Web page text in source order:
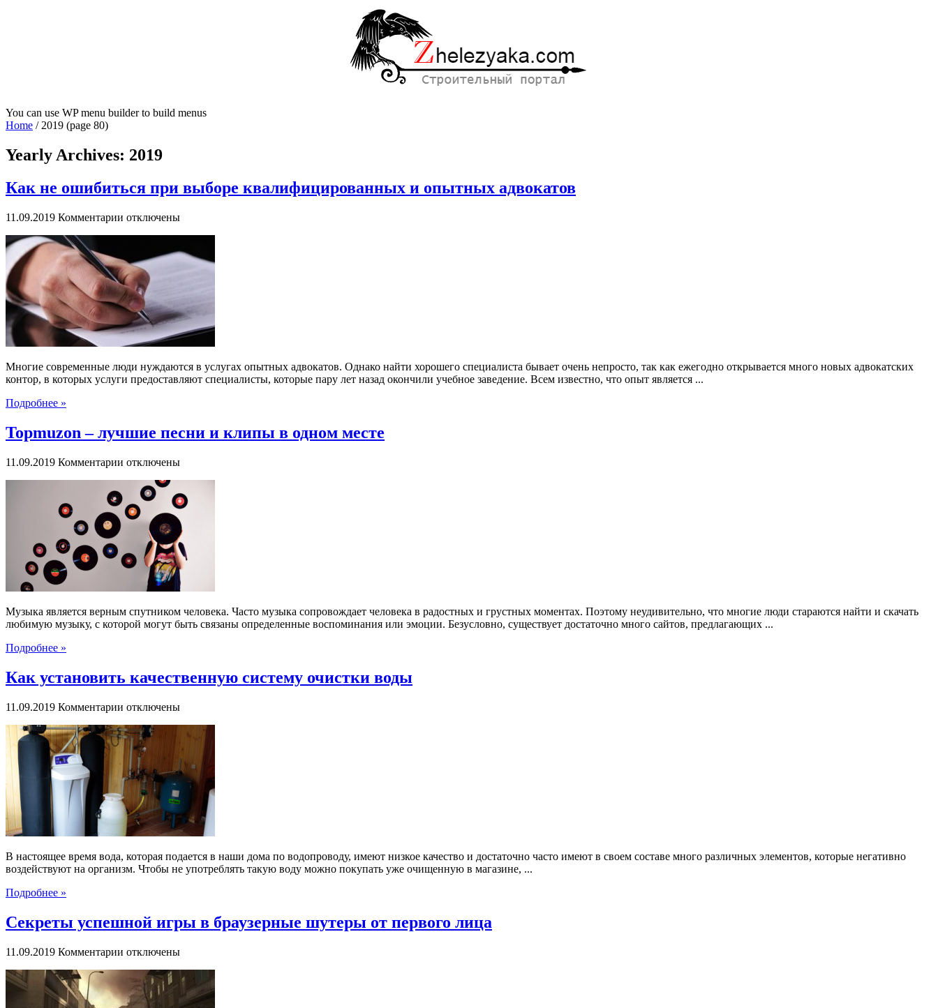
You can use WP menu builder to build menus
Home /2019 (page 80)
Yearly Archives: 2019
Как не ошибиться при выборе квалифицированных и опытных адвокатов
11.09.2019 Комментарии к
ошибиться
при
выборе
квалифицированных
и
опытных
адвокатов
отключены
Многие современные люди нуждаются в услугах опытных адвокатов. Однако найти хорошего специалиста бывает очень непросто, так как ежегодно открывается много новых адвокатских
контор, в которых услуги предоставляют специалисты, которые пару лет назад окончили учебное заведение. Всем известно, что опыт является ...
Подробнее »
Topmuzon – лучшие песни и клипы в одном месте
11.09.2019 Комментарии к
Topmuzon
лучшие
песни
клипы
в
одном
месте
отключены
Музыка является верным спутником человека. Часто музыка сопровождает человека в радостных и грустных моментах. Поэтому неудивительно, что многие люди стараются найти и скачать
любимую музыку, с которой могут быть связаны определенные воспоминания или эмоции. Безусловно, существует достаточно много сайтов, предлагающих ...
Подробнее »
Как установить качественную систему очистки воды
11.09.2019 Комментарии к
Как
установить
качественную
систему
очистки
воды
отключены
В настоящее время вода, которая подается в наши дома по водопроводу, имеют низкое качество и достаточно часто имеют в своем составе много различных элементов, которые негативно
воздействуют на организм. Чтобы не употреблять такую воду можно покупать уже очищенную в магазине, ...
Подробнее »
Секреты успешной игры в браузерные шутеры от первого лица
11.09.2019 Комментарии к
Секреты
успешной
игры
отключены